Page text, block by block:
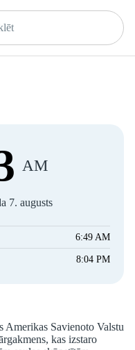
AM
7. augusts
6:49 AM
8:04 PM
Amerikas Savienoto Valstu
kas izstaro